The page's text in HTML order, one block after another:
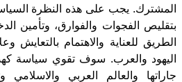
المشترك. يجب على هذه النظرة
بتقليص الفجوات والفوارق، وتأمين
الطريق للعناية والاهتمام بالتعايش
اليهود والعرب. سوف تقوي سياسة
جاراتها والعالم العربي